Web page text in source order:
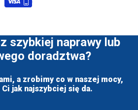
szybkiej naprawy lub
doradztwa?
a zrobimy co w naszej mocy,
Ci jak najszybciej się da.